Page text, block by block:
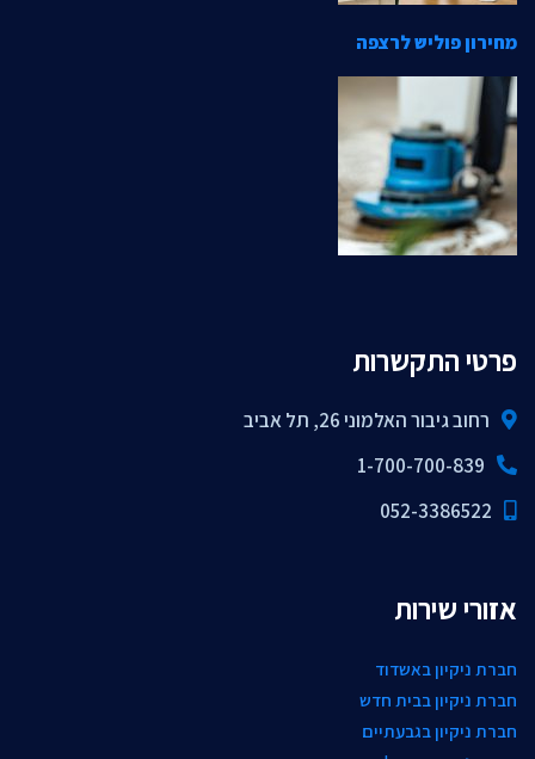
מחירון פוליש לרצפה
פרטי התקשרות
רחוב גיבור האלמוני 26, תל אביב
1-700-700-839
052-3386522
אזורי שירות
חברת ניקיון באשדוד
חברת ניקיון בבית חדש
חברת ניקיון בגבעתיים